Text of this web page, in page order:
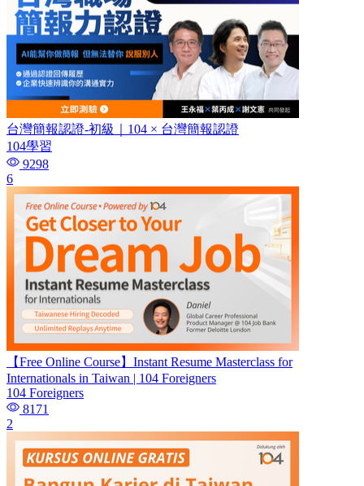
台灣簡報認證-初級｜104 × 台灣簡報認證
104學習
9298
6
【Free Online Course】Instant Resume Masterclass for
Internationals in Taiwan | 104 Foreigners
104 Foreigners
8171
2